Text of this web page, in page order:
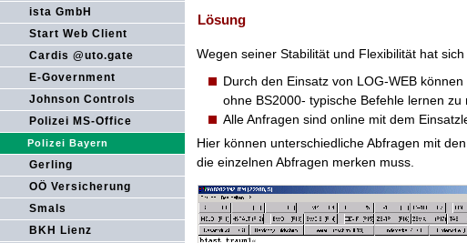
ista GmbH
Start Web Client
Cardis @uto.gate
E-Government
Johnson Controls
Polizei MS-Office
Polizei Bayern
Gerling
OÖ Versicherung
Smals
BKH Lienz
Lösung
Wegen seiner Stabilität und Flexibilität hat
Durch den Einsatz von LOG-WEB
ohne BS2000- typische Befehle lernen zu
Alle Anfragen sind online mit dem
Hier können unterschiedliche Abfragen mit
die einzelnen Abfragen merken muss.